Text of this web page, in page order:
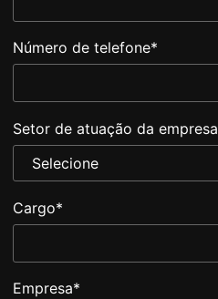
Número de telefone*
Setor de atuação da empresa
Cargo*
Empresa*